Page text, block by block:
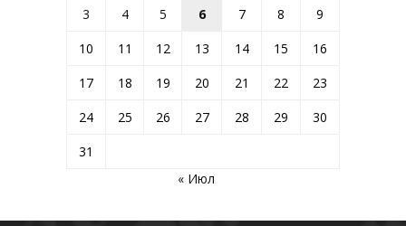
3
4 5 6 7 8
9
10
11 12 13 14 15
16
17
18 19 20 21 22
23
24
25 26 27 28 29
30
31
« Июл